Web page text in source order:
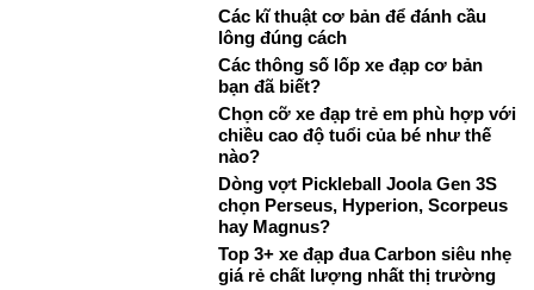
Các kĩ thuật cơ bản để đánh cầu
lông đúng cách
Các thông số lốp xe đạp cơ bản
bạn đã biết?
Chọn cỡ xe đạp trẻ em phù hợp với
chiều cao độ tuổi của bé như thế
nào?
Dòng vợt Pickleball Joola Gen 3S
chọn Perseus, Hyperion, Scorpeus
hay Magnus?
Top 3+ xe đạp đua Carbon siêu nhẹ
giá rẻ chất lượng nhất thị trường